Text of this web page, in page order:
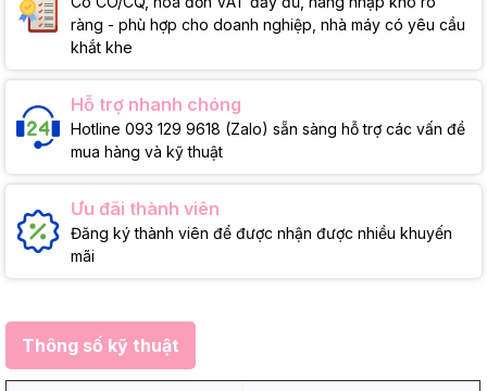
ràng - phù hợp cho doanh nghiệp, nhà máy có yêu cầu
khắt khe
Hỗ trợ nhanh chóng
Hotline 093 129 9618 (Zalo) sẵn sàng hỗ trợ các vấn đề
mua hàng và kỹ thuật
Ưu đãi thành viên
Đăng ký thành viên để được nhận được nhiều khuyến
mãi
Thông số kỹ thuật